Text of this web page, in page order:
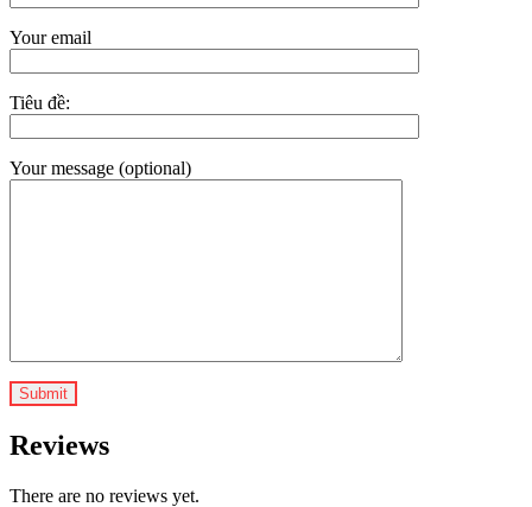
Your email
Tiêu đề:
Your message (optional)
Reviews
There are no reviews yet.